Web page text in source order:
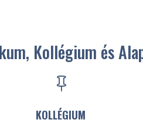
Kollégium és

KOLLÉGIUM